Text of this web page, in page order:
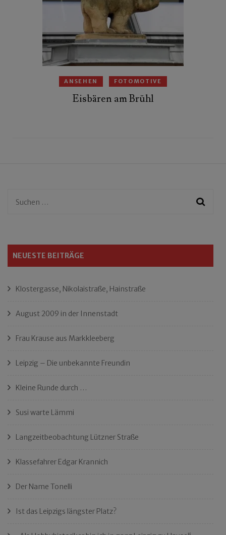
ANSEHEN FOTOMOTIVE
Eisbären am Brühl
Suchen
NEUESTE BEITRÄGE
Klostergasse, Nikolaistraße, Hainstraße
August 2009 in der Innenstadt
Frau Krause aus Markkleeberg
Leipzig – Die unbekannte Freundin
Kleine Runde durch …
Susi warte Lämmi
Langzeitbeobachtung Lützner Straße
Klassefahrer Edgar Krannich
Der Name Tonelli
Ist das Leipzigs längster Platz?